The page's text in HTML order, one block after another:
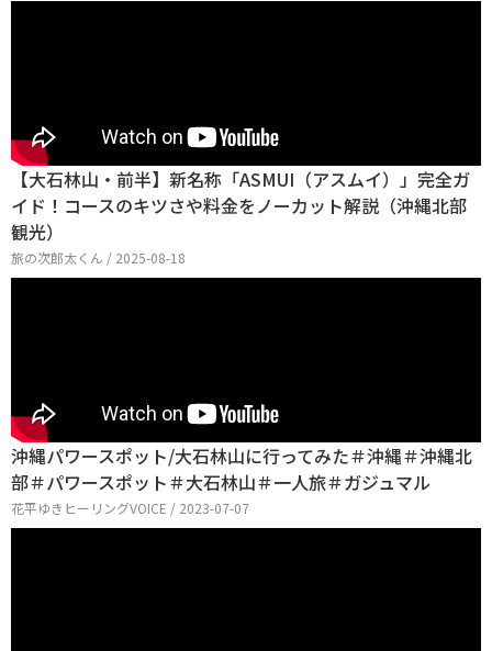
【大石林山・前半】新名称「ASMUI（アスムイ）」完全ガ
イド！コースのキツさや料金をノーカット解説（沖縄北部
観光）
旅の次郎太くん / 2025-08-18
沖縄パワースポット/大石林山に行ってみた＃沖縄＃沖縄北
部＃パワースポット＃大石林山＃一人旅＃ガジュマル
花平ゆきヒーリングVOICE / 2023-07-07